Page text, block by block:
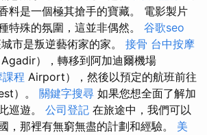
料是一個極其搶手的寶藏。 電影製片
特殊的氛圍，這並非偶然。 谷歌seo
市是叛逆藝術家的家。 接骨 台中按摩
），轉移到阿加迪爾機場
程 Airport），然後以預定的航班前往
）。 關鍵字搜尋 如果您想全面了解加
巡遊。 公司登記 在旅途中，我們可以
，那裡有無窮無盡的計劃和經驗。 美